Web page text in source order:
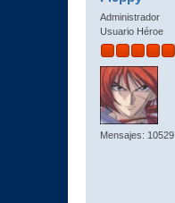
Administrador
Usuario Héroe
Mensajes: 10529